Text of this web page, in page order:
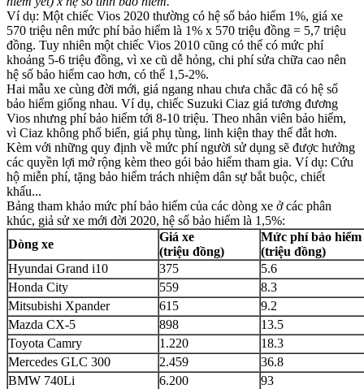
Ví dụ: Một chiếc Vios 2020 thường có hệ số bảo hiểm 1%, giá xe
570 triệu nên mức phí bảo hiểm là 1% x 570 triệu đồng = 5,7 triệu
đồng. Tuy nhiên một chiếc Vios 2010 cũng có thể có mức phí
khoảng 5-6 triệu đồng, vì xe cũ dễ hỏng, chi phí sửa chữa cao nên
hệ số bảo hiểm cao hơn, có thể 1,5-2%.
Hai mẫu xe cùng đời mới, giá ngang nhau chưa chắc đã có hệ số
bảo hiểm giống nhau. Ví dụ, chiếc Suzuki Ciaz giá tương đương
Vios nhưng phí bảo hiểm tới 8-10 triệu. Theo nhân viên bảo hiểm,
vì Ciaz không phổ biến, giá phụ tùng, linh kiện thay thế đắt hơn.
Kèm với những quy định về mức phí người sử dụng sẽ được hưởng
các quyền lợi mở rộng kèm theo gói bảo hiểm tham gia. Ví dụ: Cứu
hộ miễn phí, tặng bảo hiểm trách nhiệm dân sự bắt buộc, chiết
khấu...
Bảng tham khảo mức phí bảo hiểm của các dòng xe ở các phân
khúc, giả sử xe mới đời 2020, hệ số bảo hiểm là 1,5%:
Dòng xe
Giá xe
(triệu đồng)
Mức phí bảo hiểm
(triệu đồng)
Hyundai Grand i10
375
5.6
Honda City
559
8.3
Mitsubishi Xpander
615
9.2
Mazda CX-5
898
13.5
Toyota Camry
1.220
18.3
Mercedes GLC 300
2.459
36.8
BMW 740Li
6.200 93